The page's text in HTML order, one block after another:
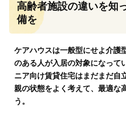
高齢者施設の違いを知
備を
ケアハウスは一般型にせよ介護
のある人が入居の対象になって
ニア向け賃貸住宅はまだまだ自
親の状態をよく考えて、最適な
う。